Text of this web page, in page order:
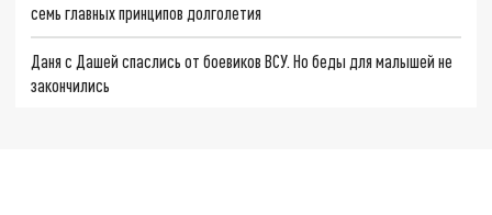
семь главных принципов долголетия
Даня с Дашей спаслись от боевиков ВСУ. Но беды для малышей не
закончились